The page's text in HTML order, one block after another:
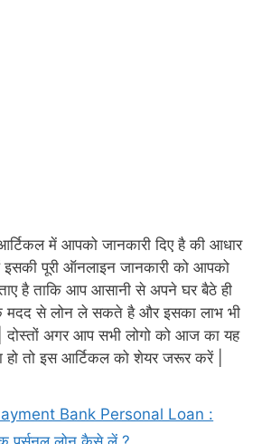
में आपको जानकारी दिए है की आधार
पूरी ऑनलाइन जानकारी को आपको
है ताकि आप आसानी से अपने घर बैठे ही
मदद से लोन ले सकते है और इसका लाभ भी
दोस्तों अगर आप सभी लोगो को आज का यह
हो तो इस आर्टिकल को शेयर जरूर करें |
Bank Personal Loan :